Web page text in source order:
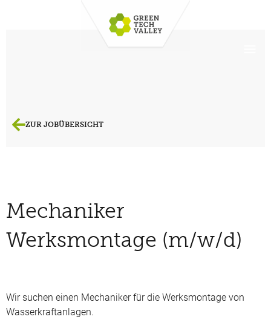
ZUR JOBÜBERSICHT
Mechaniker
Werksmontage (m/w/d)
Wir suchen einen Mechaniker für die Werksmontage von
Wasserkraftanlagen.